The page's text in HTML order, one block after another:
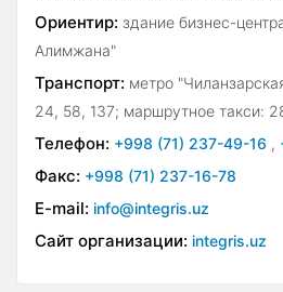
Ориентир: здание бизнес-
Алимжана"
Транспорт: метро
24, 58, 137; маршрутное такси:
Телефон: +998 (71) 237-49-16 ,
Факс: +998 (71) 237-16-78
E-mail: info@integris.uz
Сайт организации: integris.uz